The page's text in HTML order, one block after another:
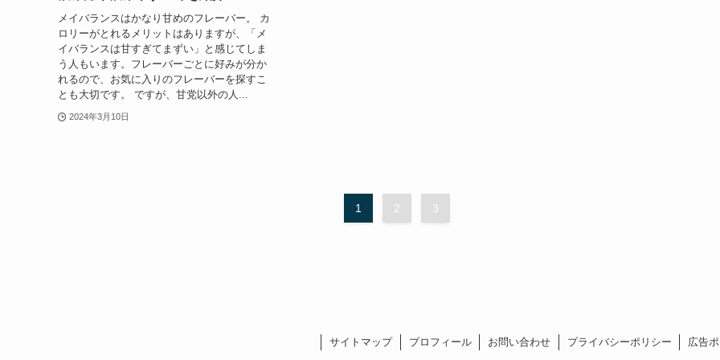
メイバランスはかなり甘めのフレーバー。 カ
ロリーがとれるメリットはありますが、「メ
イバランスは甘すぎてまずい」と感じてしま
う人もいます。フレーバーごとに好みが分か
れるので、お気に入りのフレーバーを探すこ
とも大切です。 ですが、甘党以外の人...
2024年3月10日
1 2 3
サイトマップ プロフィール お問い合わせ プライバシーポリシー 広告